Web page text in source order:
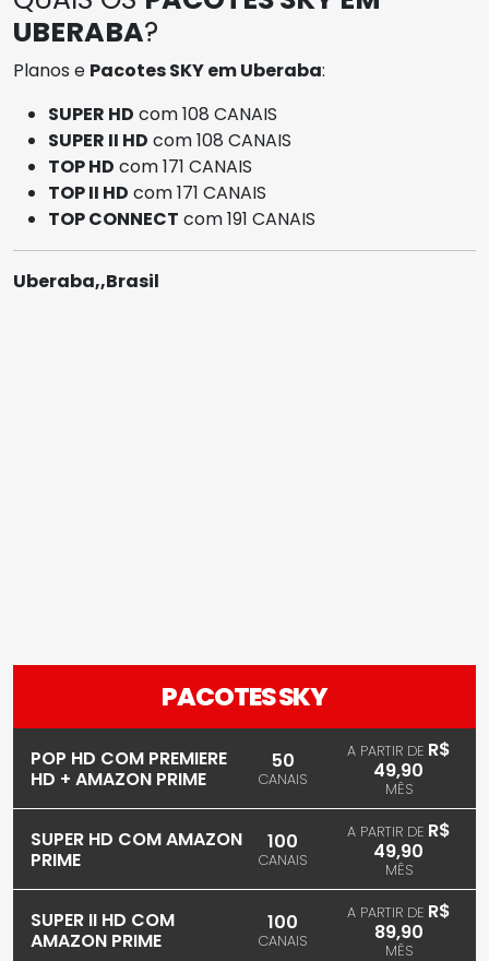
UBERABA?
Planos e Pacotes SKY em Uberaba:
SUPER HD com 108 CANAIS
SUPER II HD com 108 CANAIS
TOP HD com 171 CANAIS
TOP II HD com 171 CANAIS
TOP CONNECT com 191 CANAIS
Uberaba,,Brasil
PACOTES SKY
POP HD COM PREMIERE
HD + AMAZON PRIME
50
CANAIS
A PARTIR DE R$
49,90
MÊS
SUPER HD COM AMAZON
PRIME
100
CANAIS
A PARTIR DE R$
49,90
MÊS
SUPER II HD COM
AMAZON PRIME
100
CANAIS
A PARTIR DE R$
89,90
MÊS